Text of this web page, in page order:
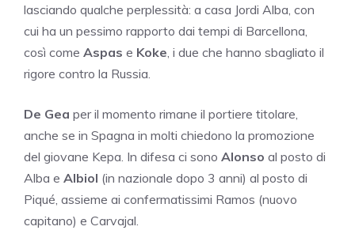
lasciando qualche perplessità: a casa Jordi Alba, con
cui ha un pessimo rapporto dai tempi di Barcellona,
così come Aspas e Koke, i due che hanno sbagliato il
rigore contro la Russia.
De Gea per il momento rimane il portiere titolare,
anche se in Spagna in molti chiedono la promozione
del giovane Kepa. In difesa ci sono Alonso al posto di
Alba e Albiol (in nazionale dopo 3 anni) al posto di
Piqué, assieme ai confermatissimi Ramos (nuovo
capitano) e Carvajal.